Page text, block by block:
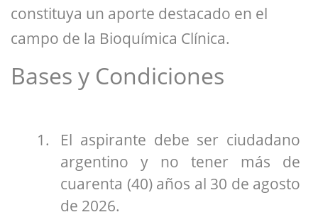
constituya un aporte destacado en el
campo de la Bioquímica Clínica.
Bases y Condiciones
El aspirante debe ser ciudadano
argentino y no tener más de
cuarenta (40) años al 30 de agosto
de 2026.